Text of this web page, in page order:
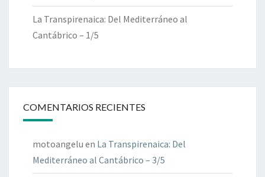
La Transpirenaica: Del Mediterráneo al
Cantábrico – 1/5
COMENTARIOS RECIENTES
motoangelu en La Transpirenaica: Del
Mediterráneo al Cantábrico – 3/5